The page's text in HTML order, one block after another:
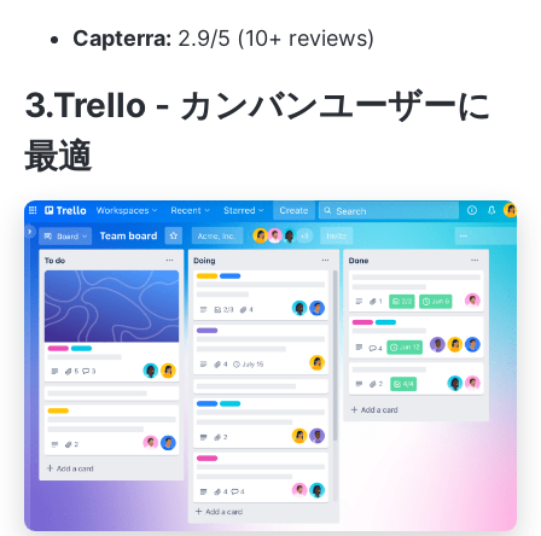
Capterra: 2.9/5 (10+ reviews)
3.Trello - カンバンユーザーに
最適